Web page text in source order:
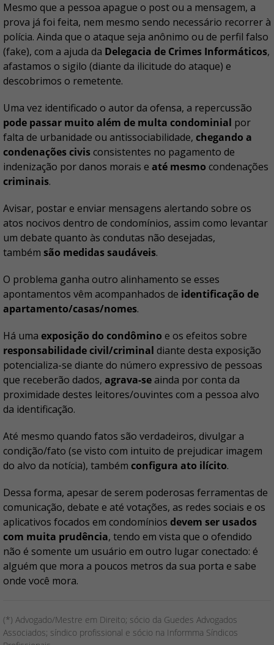
Mesmo que a pessoa apague o post ou a mensagem, a
prova já foi feita, nem mesmo sendo necessário recorrer à
polícia. Ainda que o ataque seja anônimo ou de perfil falso
(fake), com a ajuda da Delegacia de Crimes Informáticos,
afastamos o sigilo (diante da ilicitude do ataque) e
descobrimos o remetente.
Uma vez identificado o autor da ofensa, a repercussão
pode passar muito além de multa condominial por
falta de urbanidade ou antissociabilidade, chegando a
condenações civisconsistentes no pagamento de
indenização por danos morais e até mesmo condenações
criminais.
Avisar, postar e enviar mensagens alertando sobre os
atos nocivos dentro de condomínios, assim como levantar
um debate quanto às condutas não desejadas,
também são medidas saudáveis.
O problema ganha outro alinhamento se esses
apontamentos vêm acompanhados de identificação de
apartamento/casas/nomes.
Há uma exposição do condômino e os efeitos sobre
responsabilidade civil/criminal diante desta exposição
potencializa-se diante do número expressivo de pessoas
que receberão dados, agrava-seainda por conta da
proximidade destes leitores/ouvintes com a pessoa alvo
da identificação.
Até mesmo quando fatos são verdadeiros, divulgar a
condição/fato (se visto com intuito de prejudicar imagem
do alvo da notícia), também configura ato ilícito.
Dessa forma, apesar de serem poderosas ferramentas de
comunicação, debate e até votações, as redes sociais e os
aplicativos focados em condomínios devem ser usados
com muita prudência, tendo em vista que o ofendido
não é somente um usuário em outro lugar conectado: é
alguém que mora a poucos metros da sua porta e sabe
onde você mora.
(*) Advogado/Mestre em Direito; sócio da Guedes Advogados
Associados; síndico profissional e sócio na Informma Síndicos